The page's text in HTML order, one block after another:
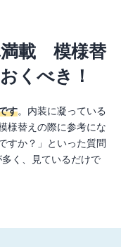
満載 模様替
くべき！
す。内装に凝っている
様替えの際に参考にな
すか？」といった質問
く、見ているだけで